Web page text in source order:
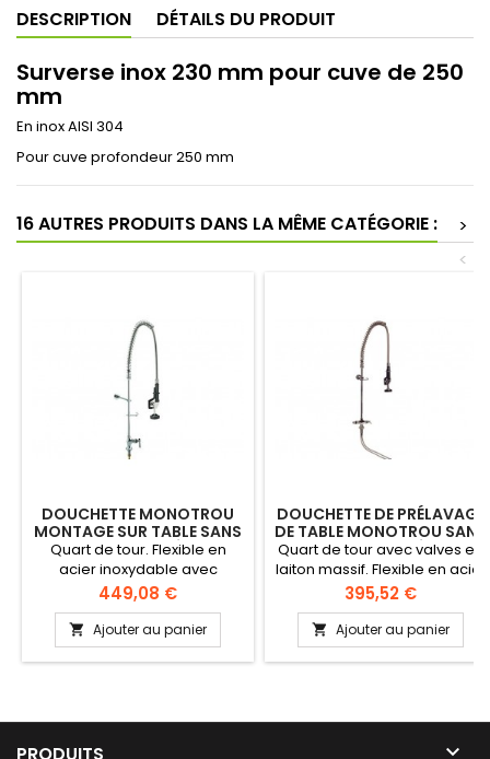
DESCRIPTION DÉTAILS DU PRODUIT
Surverse inox 230 mm pour cuve de 250
mm
En inox AISI 304
Pour cuve profondeur 250 mm
16 AUTRES PRODUITS DANS LA MÊME CATÉGORIE :
>
<
DOUCHETTE MONOTROU
MONTAGE SUR TABLE SANS
ROBINET INTERMÉDIAIRE
Quart de tour. Flexible en
acier inoxydable avec
embase à ressort renforcé et
fil nylon haute pression.
Robinet intermédiaire avec
rotation complète en option
(LKE-9531). Clapets anti-
entre la tête et la base de la
douchette
Prix
449,08 €
 Ajouter au panier
DOUCHETTE DE PRÉLAVAGE
DE TABLE MONOTROU SANS
ROBINET INTERMÉDIAIRE
Quart de tour avec valves en
laiton massif. Flexible en acier
inoxydable avec embase à
ressort renforcé et fil nylon
haute pression. Étanchéité
maximale et résistance à
haute température grâce au
O. Poignée à double paroi
isolante (résistant à la
Prix
395,52 €
 Ajouter au panier
